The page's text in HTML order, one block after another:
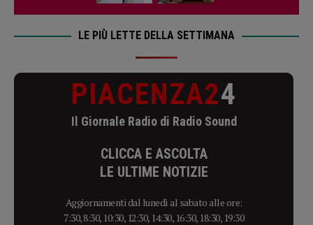
LE PIÙ LETTE DELLA SETTIMANA
PIACENZA24
Il Giornale Radio di Radio Sound
CLICCA E ASCOLTA
LE ULTIME NOTIZIE
Aggiornamenti dal lunedì al sabato alle ore:
7:30, 8:30, 10:30, 12:30, 14:30, 16:30, 18:30, 19:30